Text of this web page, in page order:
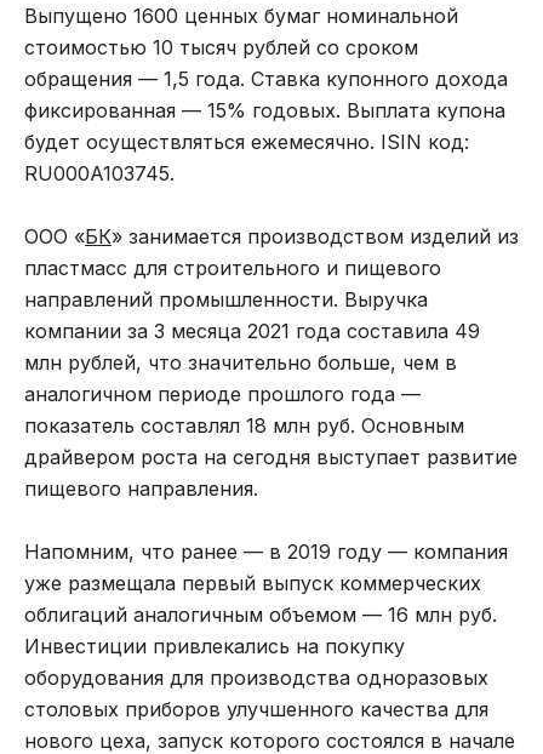
Выпущено 1600 ценных бумаг номинальной
стоимостью 10 тысяч рублей со сроком
обращения — 1,5 года. Ставка купонного дохода
фиксированная — 15% годовых. Выплата купона
будет осуществляться ежемесячно. ISIN код:
RU000A103745.
ООО «БК» занимается производством изделий из
пластмасс для строительного и пищевого
направлений промышленности. Выручка
компании за 3 месяца 2021 года составила 49
млн рублей, что значительно больше, чем в
аналогичном периоде прошлого года —
показатель составлял 18 млн руб. Основным
драйвером роста на сегодня выступает развитие
пищевого направления.
Напомним, что ранее — в 2019 году — компания
уже размещала первый выпуск коммерческих
облигаций аналогичным объемом — 16 млн руб.
Инвестиции привлекались на покупку
оборудования для производства одноразовых
столовых приборов улучшенного качества для
нового цеха, запуск которого состоялся в начале